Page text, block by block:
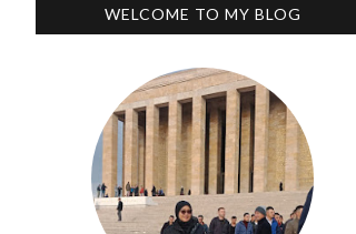
WELCOME TO MY BLOG